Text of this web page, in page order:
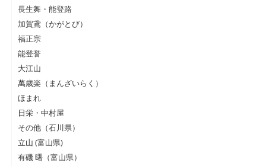
長生舞・能登路
加賀鳶（かがとび）
福正宗
能登誉
大江山
萬歳楽（まんざいらく）
ほまれ
日栄・中村屋
その他（石川県）
立山 (富山県)
有磯 曙（富山県）